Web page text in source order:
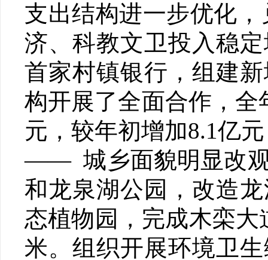
支出结构进一步优化
济、科教文卫投入稳
首家村镇银行，组建
构开展了全面合作，全
元，较年初增加8.1亿
—— 城乡面貌明显改观
和龙泉湖公园，改造
态植物园，完成木栾
米。组织开展环境卫